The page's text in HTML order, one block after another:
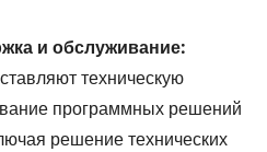
и обслуживание:
техническую
программных решений
решение технических